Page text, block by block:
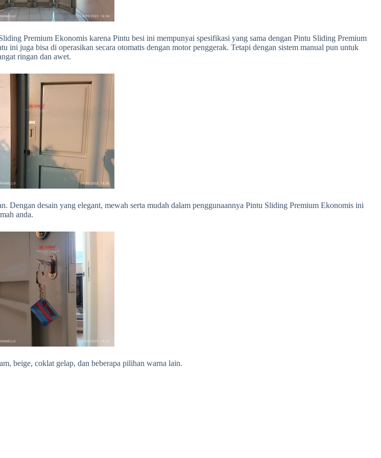
Premium Ekonomis karena Pintu besi ini mempunyai spesifikasi yang sama dengan Pintu Sliding Premium
ini juga bisa di operasikan secara otomatis dengan motor penggerak. Tetapi dengan sistem manual pun untuk
ringan dan awet.
Dengan desain yang elegant, mewah serta mudah dalam penggunaannya Pintu Sliding Premium Ekonomis ini
anda.
beige, coklat gelap, dan beberapa pilihan warna lain.